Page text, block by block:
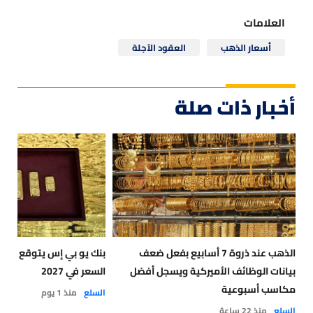
العلامات
أسعار الذهب العقود الآجلة
أخبار ذات صلة
الذهب عند ذروة 7 أسابيع بفعل ضعف
بيانات الوظائف الأميركية ويسجل أفضل
مكاسب أسبوعية
بنك يو بي إس يتوقع
السعر في 2027
السلع منذ 1 يوم